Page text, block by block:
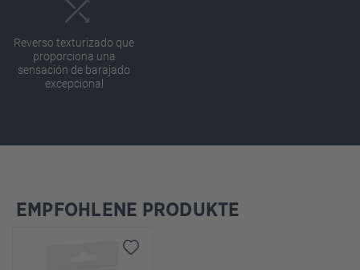
Reverso texturizado que
proporciona una
sensación de barajado
excepcional
Omitir la galería de productos
EMPFOHLENE PRODUKTE